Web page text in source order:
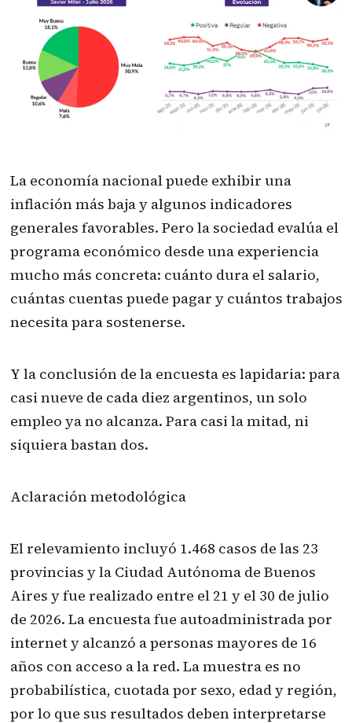
La economía nacional puede exhibir una
inflación más baja y algunos indicadores
generales favorables. Pero la sociedad evalúa el
programa económico desde una experiencia
mucho más concreta: cuánto dura el salario,
cuántas cuentas puede pagar y cuántos trabajos
necesita para sostenerse.
Y la conclusión de la encuesta es lapidaria: para
casi nueve de cada diez argentinos, un solo
empleo ya no alcanza. Para casi la mitad, ni
siquiera bastan dos.
Aclaración metodológica
El relevamiento incluyó 1.468 casos de las 23
provincias y la Ciudad Autónoma de Buenos
Aires y fue realizado entre el 21 y el 30 de julio
de 2026. La encuesta fue autoadministrada por
internet y alcanzó a personas mayores de 16
años con acceso a la red. La muestra es no
probabilística, cuotada por sexo, edad y región,
por lo que sus resultados deben interpretarse